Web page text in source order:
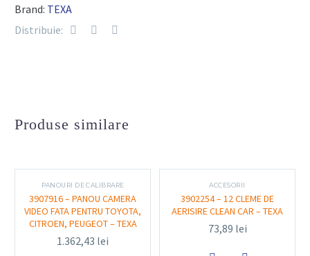
Compatibilitate
diverse modele și mărci de vehicule.
corectă pe bara față sau spate a vehiculului. Astfel, se
garantează o detecție precisă a obstacolelor și o
funcționare optimă a sistemului de asistență la parcare.
Brand: TEXA
Distribuie:
Produse similare
PANOURI DE CALIBRARE
3907916 – PANOU CAMERA
VIDEO FATA PENTRU TOYOTA,
CITROEN, PEUGEOT – TEXA
1.362,43 lei
ACCESORII
3902254 – 12 CLEME DE
AERISIRE CLEAN CAR – TEXA
73,89 lei